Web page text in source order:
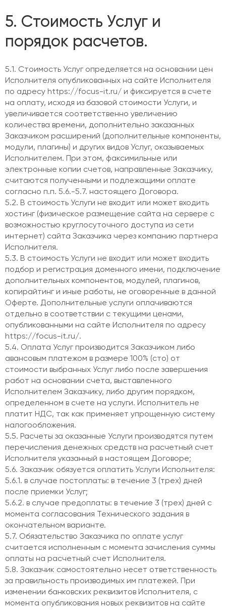
5. Стоимость Услуг и
порядок расчетов.
5.1. Стоимость Услуг определяется на основании цен
Исполнителя опубликованных на сайте Исполнителя
по адресу https://focus-it.ru/ и фиксируется в счете
на оплату, исходя из базовой стоимости Услуги, и
увеличивается соответственно увеличению
количества времени, дополнительно заказанных
Заказчиком расширений (дополнительные компоненты,
модули, плагины) и других видов Услуг, оказываемых
Исполнителем. При этом, факсимильные или
электронные копии счетов, направленные Заказчику,
считаются полученными и подлежащими оплате
согласно п.п. 5.6.-5.7. настоящего Договора.
5.2. В стоимость Услуги не входит или может входить
хостинг (физическое размещение сайта на сервере с
возможностью круглосуточного доступа из сети
интернет) сайта Заказчика через компанию партнера
Исполнителя.
5.3. В стоимость Услуги не входит или может входить
подбор и регистрация доменного имени, подключение
дополнительных компонентов, модулей, плагинов,
копирайтинг и иные работы, не оговоренные в данной
Оферте. Дополнительные услуги оплачиваются
отдельно в соответствии с текущими ценами,
опубликованными на сайте Исполнителя по адресу
https://focus-it.ru/.
5.4. Оплата Услуг производится Заказчиком либо
авансовым платежом в размере 100% (сто) от
стоимости выбранных Услуг либо после завершения
работ на основании счета, выставленного
Исполнителем Заказчику, либо другим порядком,
определенном в счете на услуги. Исполнитель не
платит НДС, так как применяет упрощенную систему
налогообложения.
5.5. Расчеты за оказанные Услуги производятся путем
перечисления денежных средств на расчетный счет
Исполнителя указанный в настоящем Договоре;
5.6. Заказчик обязуется оплатить Услуги Исполнителя:
5.6.1. в случае постоплаты: в течение 3 (трех) дней
после приемки Услуг;
5.6.2. в случае предоплаты: в течение 3 (трех) дней с
момента согласования Технического задания в
окончательном варианте.
5.7. Обязательство Заказчика по оплате услуг
считается исполненным с момента зачисления суммы
оплаты на расчетный счет Исполнителя.
5.8. Заказчик самостоятельно несет ответственность
за правильность производимых им платежей. При
изменении банковских реквизитов Исполнителя, с
момента опубликования новых реквизитов на сайте